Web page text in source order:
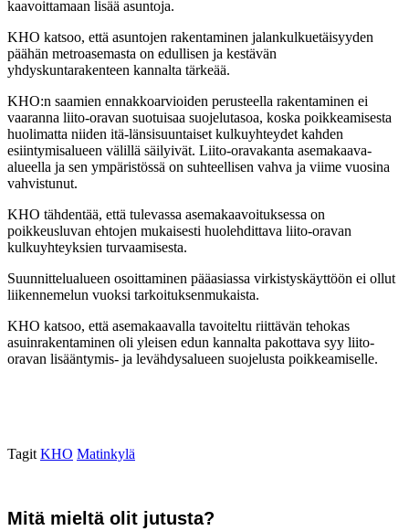
kaavoittamaan lisää asuntoja.
KHO katsoo, että asuntojen rakentaminen jalankulkuetäisyyden
päähän metroasemasta on edullisen ja kestävän
yhdyskuntarakenteen kannalta tärkeää.
KHO:n saamien ennakkoarvioiden perusteella rakentaminen ei
vaaranna liito-oravan suotuisaa suojelutasoa, koska poikkeamisesta
huolimatta niiden itä-länsisuuntaiset kulkuyhteydet kahden
esiintymisalueen välillä säilyivät. Liito-oravakanta asemakaava-
alueella ja sen ympäristössä on suhteellisen vahva ja viime vuosina
vahvistunut.
KHO tähdentää, että tulevassa asemakaavoituksessa on
poikkeusluvan ehtojen mukaisesti huolehdittava liito-oravan
kulkuyhteyksien turvaamisesta.
Suunnittelualueen osoittaminen pääasiassa virkistyskäyttöön ei ollut
liikennemelun vuoksi tarkoituksenmukaista.
KHO katsoo, että asemakaavalla tavoiteltu riittävän tehokas
asuinrakentaminen oli yleisen edun kannalta pakottava syy liito-
oravan lisääntymis- ja levähdysalueen suojelusta poikkeamiselle.
Tagit KHO Matinkylä
Mitä mieltä olit jutusta?